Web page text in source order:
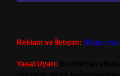
Reklam ve İletişim: Skype:
Yasal Uyarı: